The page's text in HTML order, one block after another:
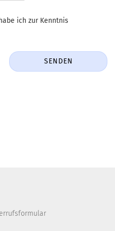
habe ich zur Kenntnis
SENDEN